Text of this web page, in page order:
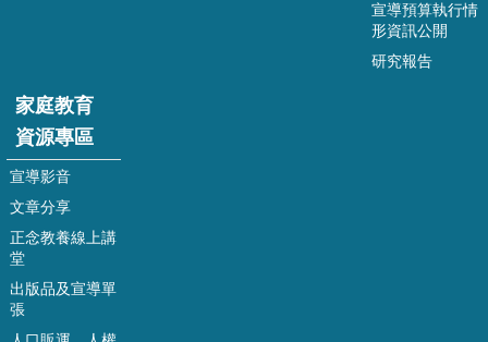
育
資
源
專
區
回
首
頁
宣導預算執行情
形資訊公開
研究報告
家庭教育
資源專區
宣導影音
文章分享
正念教養線上講
堂
出版品及宣導單
張